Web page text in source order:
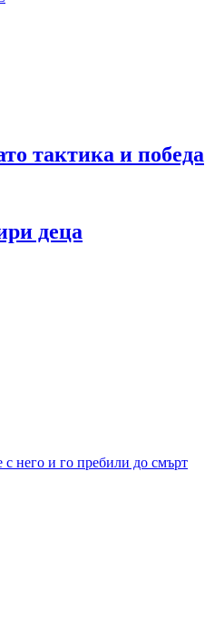
тактика и победа
деца
него и го пребили до смърт